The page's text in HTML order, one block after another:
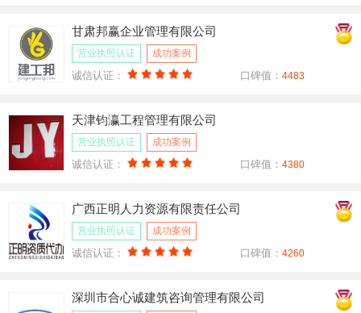
甘肃邦赢企业管理有限公司
营业执照认证 成功案例
诚信认证： 口碑值：4483
天津钧瀛工程管理有限公司
营业执照认证 成功案例
诚信认证： 口碑值：4380
广西正明人力资源有限责任公司
营业执照认证 成功案例
诚信认证： 口碑值：4260
深圳市合心诚建筑咨询管理有限公司